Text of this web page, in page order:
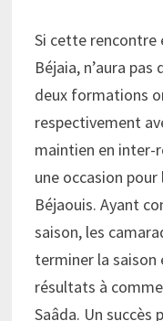
Si cette rencontre
Béjaia, n’aura
deux formations
respectivement
maintien en inter-
une occasion
Béjaouis. Ayant
saison, les
terminer la saison
résultats à
Saâda. Un succès